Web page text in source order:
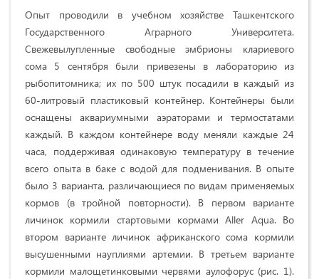
Опыт проводили в учебном хозяйстве Ташкентского
Государственного Аграрного Университета.
Свежевылупленные свободные эмбрионы клариевого
сома 5 сентября были привезены в лабораторию из
рыбопитомника; их по 500 штук посадили в каждый из
60-литровый пластиковый контейнер. Контейнеры были
оснащены аквариумными аэраторами и термостатами
каждый. В каждом контейнере воду меняли каждые 24
часа, поддерживая одинаковую температуру в течение
всего опыта в баке с водой для подменивания. В опыте
было 3 варианта, различающиеся по видам применяемых
кормов (в тройной повторности). В первом варианте
личинок кормили стартовыми кормами Aller Aqua. Во
втором варианте личинок африканского сома кормили
высушенными науплиями артемии. В третьем варианте
кормили малощетинковыми червями аулофорус (рис. 1).